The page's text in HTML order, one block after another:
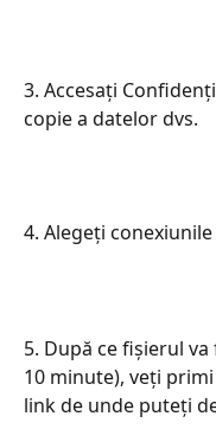
3. Accesați
copie a datelor dvs.
4. Alegeți
5. După ce fișierul
10 minute), veți
link de unde puteți